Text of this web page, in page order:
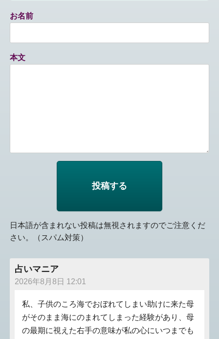
お名前
本文
日本語が含まれない投稿は無視されますのでご注意くだ
さい。（スパム対策）
占いマニア
2026年8月8日 12:01
私、子供のころ海でおぼれてしまい助けに来た母
がそのまま海にのまれてしまった経験があり、母
の最期に視えた右手の意味が私の心にいつまでも